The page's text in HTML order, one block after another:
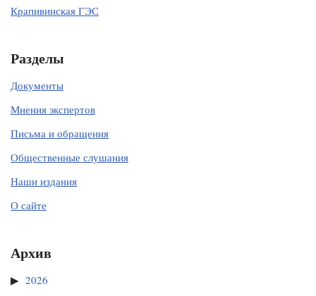
Крапивинская ГЭС
Разделы
Документы
Мнения экспертов
Письма и обращения
Общественные слушания
Наши издания
О сайте
Архив
2026